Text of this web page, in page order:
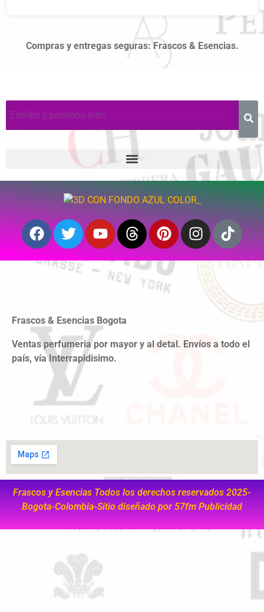
Compras y entregas seguras: Frascos & Esencias.
Frascos & Esencias Bogota
Ventas perfumeria por mayor y al detal. Envíos a todo el
país, vía Interrapidisimo.
Frascos y Esencias Todos los derechos reservados 2025-
Bogota-Colombia-Sitio diseñado por 57fm Publicidad